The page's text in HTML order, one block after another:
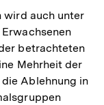
wird auch unter
betrachteten
Mehrheit der
Ablehnung in